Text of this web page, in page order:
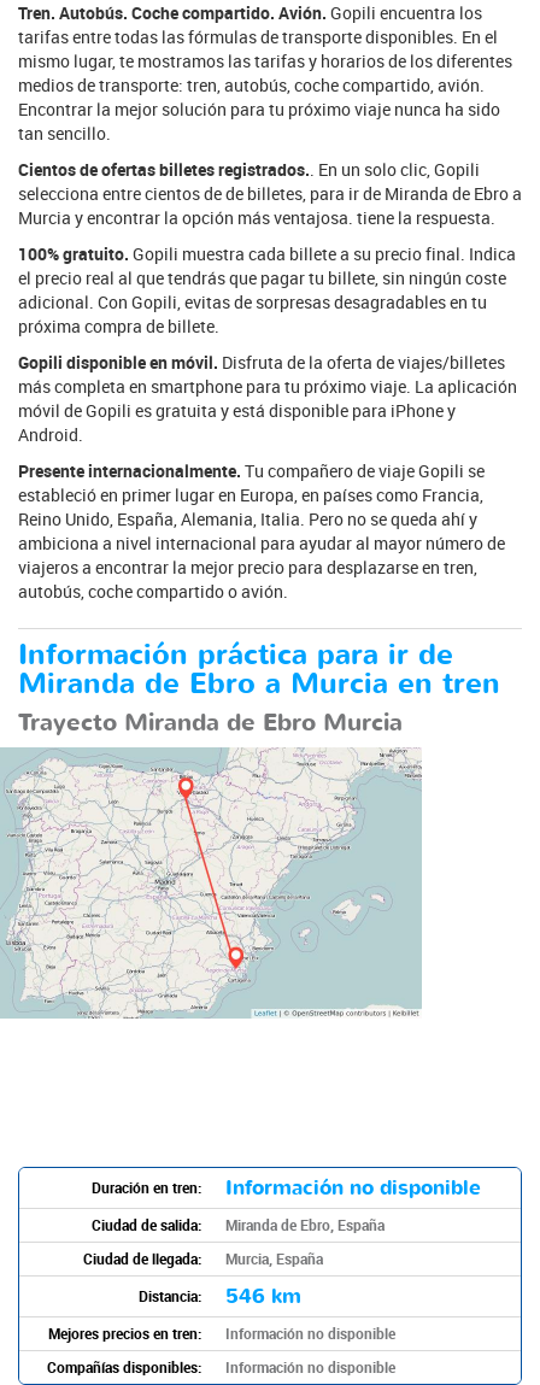
Tren. Autobús. Coche compartido. Avión. Gopili encuentra los
tarifas entre todas las fórmulas de transporte disponibles. En el
mismo lugar, te mostramos las tarifas y horarios de los diferentes
medios de transporte: tren, autobús, coche compartido, avión.
Encontrar la mejor solución para tu próximo viaje nunca ha sido
tan sencillo.
Cientos de ofertas billetes registrados.. En un solo clic, Gopili
selecciona entre cientos de de billetes, para ir de Miranda de Ebro a
Murcia y encontrar la opción más ventajosa. tiene la respuesta.
100% gratuito. Gopili muestra cada billete a su precio final. Indica
el precio real al que tendrás que pagar tu billete, sin ningún coste
adicional. Con Gopili, evitas de sorpresas desagradables en tu
próxima compra de billete.
Gopili disponible en móvil. Disfruta de la oferta de viajes/billetes
más completa en smartphone para tu próximo viaje. La aplicación
móvil de Gopili es gratuita y está disponible para iPhone y
Android.
Presente internacionalmente. Tu compañero de viaje Gopili se
estableció en primer lugar en Europa, en países como Francia,
Reino Unido, España, Alemania, Italia. Pero no se queda ahí y
ambiciona a nivel internacional para ayudar al mayor número de
viajeros a encontrar la mejor precio para desplazarse en tren,
autobús, coche compartido o avión.
Información práctica para ir de
Miranda de Ebro a Murcia en tren
Trayecto Miranda de Ebro Murcia
Duración en tren: Información no disponible
Ciudad de salida:
Miranda de Ebro, España
Ciudad de llegada:
Murcia, España
Distancia:
546 km
Mejores precios en tren:
Información no disponible
Compañías disponibles:
Información no disponible